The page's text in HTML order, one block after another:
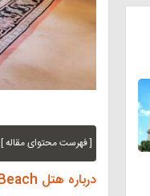
[ فهرست محتوای مقاله ]
درباره هتل Sun-n-Sand Mumbai Juhu Beach